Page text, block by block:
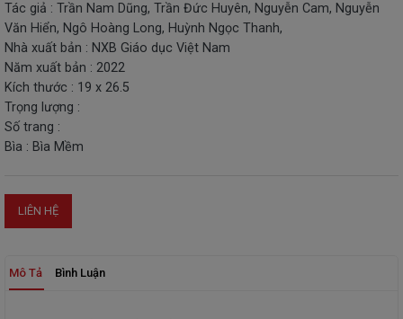
ĐỒ
CHƠI
THIẾT
STEM
Tác giả : Trần Nam Dũng, Trần Đức Huyên, Nguyễn Cam, Nguyễn
Văn Hiển, Ngô Hoàng Long, Huỳnh Ngọc Thanh,
Nhà xuất bản : NXB Giáo dục Việt Nam
Năm xuất bản : 2022
Kích thước : 19 x 26.5
Trọng lượng :
Số trang :
Bìa : Bìa Mềm
LIÊN HỆ
Mô Tả Bình Luận